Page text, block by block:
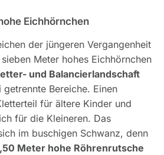
Eichhörnchen
der jüngeren Vergangenheit
Meter hohes Eichhörnchen
und Balancierlandschaft
Bereiche. Einen
für ältere Kinder und
für die Kleineren. Das
im buschigen Schwanz, denn
Meter hohe Röhrenrutsche